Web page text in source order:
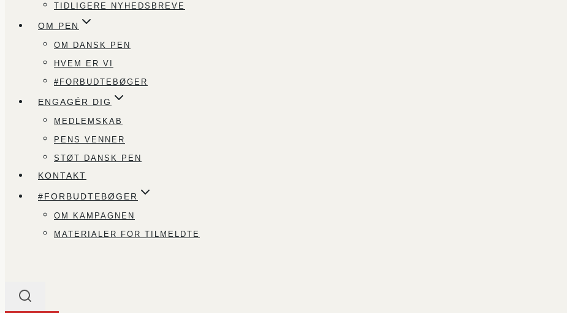
TIDLIGERE NYHEDSBREVE
OM PEN
OM DANSK PEN
HVEM ER VI
#FORBUDTEBØGER
ENGAGÉR DIG
MEDLEMSKAB
PENS VENNER
STØT DANSK PEN
KONTAKT
#FORBUDTEBØGER
OM KAMPAGNEN
MATERIALER FOR TILMELDTE